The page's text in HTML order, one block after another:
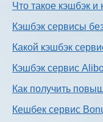
Что такое кэшбэк и
Кэшбэк сервисы
Какой кэшбэк
Кэшбэк сервис
Как получить
Кешбек сервис